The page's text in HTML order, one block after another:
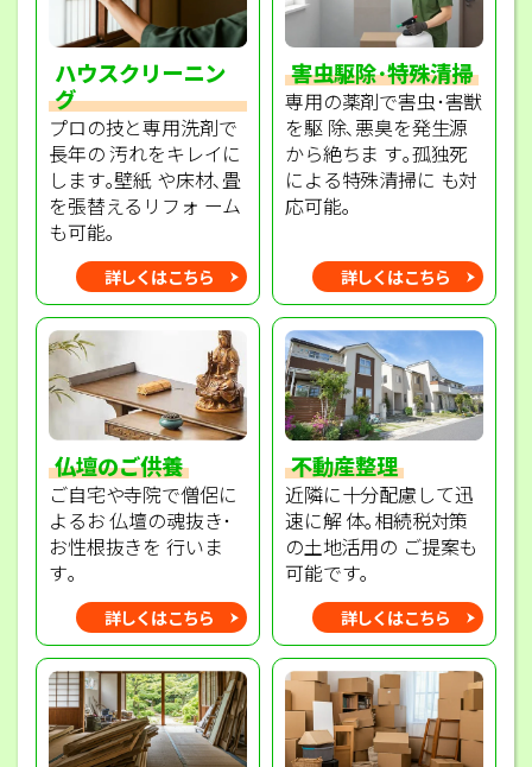
ハウスクリーニン
グ
プロの技と専用洗剤で
長年の 汚れをキレイに
します｡壁紙 や床材､畳
を張替えるリフォ ーム
も可能｡
詳しくはこちら
害虫駆除･特殊清掃
専用の薬剤で害虫･害獣
を駆 除､悪臭を発生源
から絶ちま す｡孤独死
による特殊清掃に も対
応可能｡
詳しくはこちら
仏壇のご供養
ご自宅や寺院で僧侶に
よるお 仏壇の魂抜き･
お性根抜きを 行いま
す｡
詳しくはこちら
不動産整理
近隣に十分配慮して迅
速に解 体｡相続税対策
の土地活用の ご提案も
可能です｡
詳しくはこちら